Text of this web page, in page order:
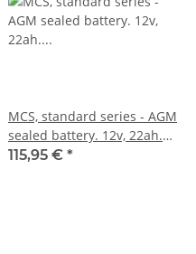
MCS, standard series - AGM
sealed battery. 12v, 22ah.
325cca inkl. 7,50 Euro
115,95 € *